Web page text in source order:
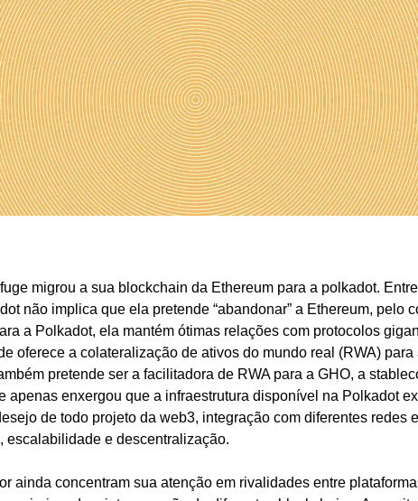
migrou a sua blockchain da Ethereum para a polkadot.
não implica que ela pretende “abandonar” a Ethereum, pelo
a Polkadot, ela mantém ótimas relações com protocolos
oferece a colateralização de ativos do mundo real (RWA)
pretende ser a facilitadora de RWA para a GHO, a
apenas enxergou que a infraestrutura disponível na Polkadot
de todo projeto da web3, integração com diferentes redes
escalabilidade e descentralização.
ainda concentram sua atenção em rivalidades entre